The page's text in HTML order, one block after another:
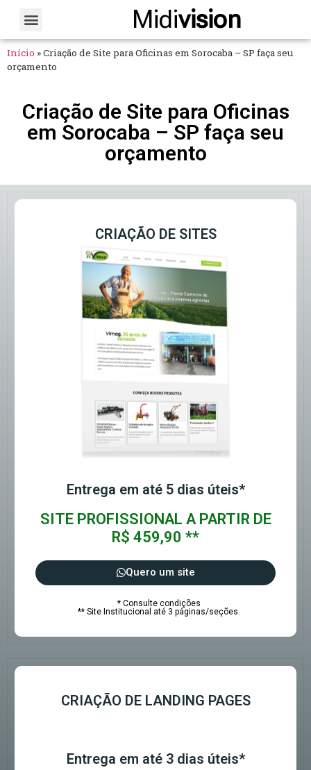
Midivision
Início »Criação de Site para Oficinas em Sorocaba – SP faça seu
orçamento
Criação de Site para Oficinas
em Sorocaba – SP faça seu
orçamento
CRIAÇÃO DE SITES
Entrega em até 5 dias úteis*
SITE PROFISSIONAL A PARTIR DE
R$ 459,90 **
Quero um site
* Consulte condições
** Site Institucional até 3 páginas/seções.
CRIAÇÃO DE LANDING PAGES
Entrega em até 3 dias úteis*